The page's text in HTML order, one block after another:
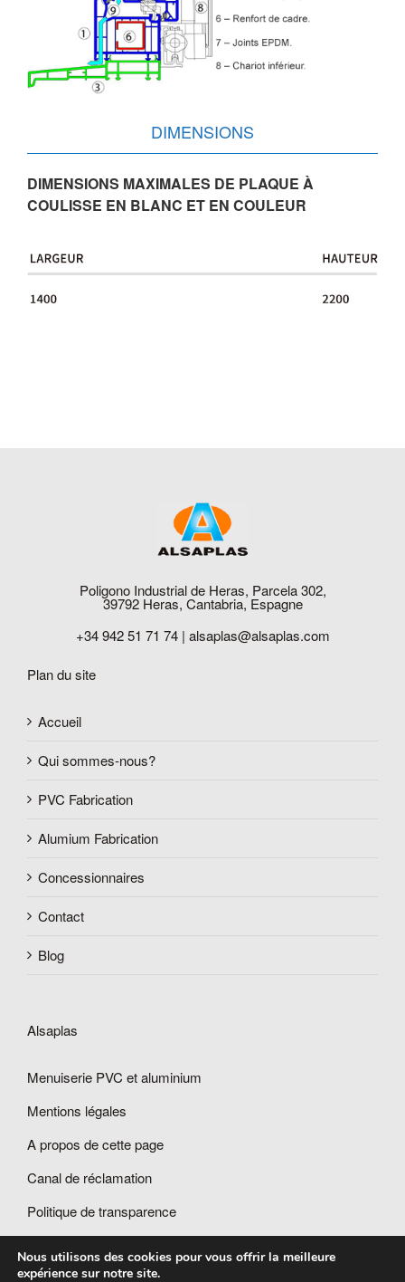
DIMENSIONS
DIMENSIONS MAXIMALES DE PLAQUE À
COULISSE EN BLANC ET EN COULEUR
Poligono Industrial de Heras, Parcela 302,
39792 Heras, Cantabria, Espagne
+34 942 51 71 74 | alsaplas@alsaplas.com
Plan du site
Accueil
Qui sommes-nous?
PVC Fabrication
Alumium Fabrication
Concessionnaires
Contact
Blog
Alsaplas
Menuiserie PVC et aluminium
Mentions légales
A propos de cette page
Canal de réclamation
Politique de transparence
Nous utilisons des cookies pour vous offrir la meilleure
expérience sur notre site.